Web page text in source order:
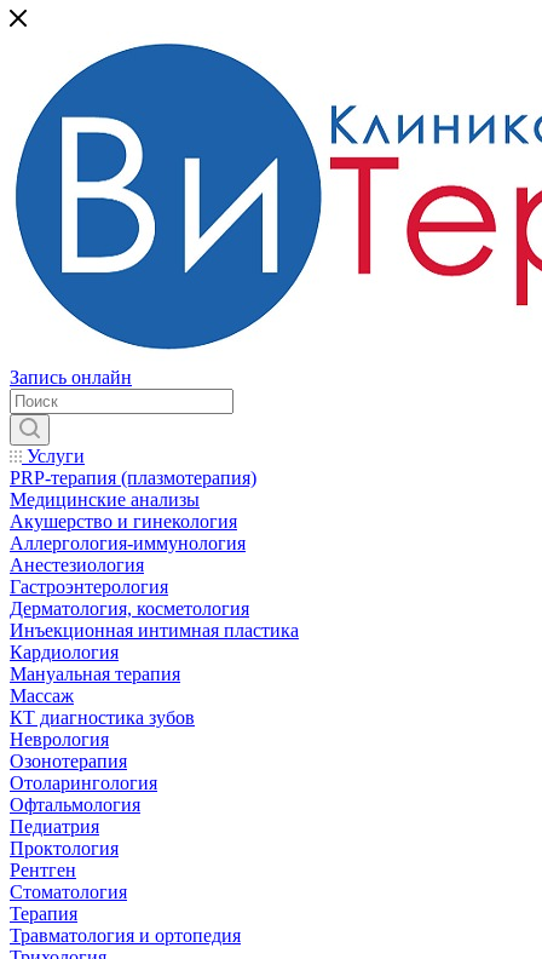
Запись онлайн
Услуги
PRP-терапия (плазмотерапия)
Медицинские анализы
Акушерство и гинекология
Аллергология-иммунология
Анестезиология
Гастроэнтерология
Дерматология, косметология
Инъекционная интимная пластика
Кардиология
Мануальная терапия
Массаж
КТ диагностика зубов
Неврология
Озонотерапия
Отоларингология
Офтальмология
Педиатрия
Проктология
Рентген
Стоматология
Терапия
Травматология и ортопедия